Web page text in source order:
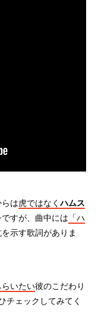
は虎ではなくハムス
ですが、曲中には 「ハ
示す歌詞がありま
いたい彼のこだわり
チェックしてみてく